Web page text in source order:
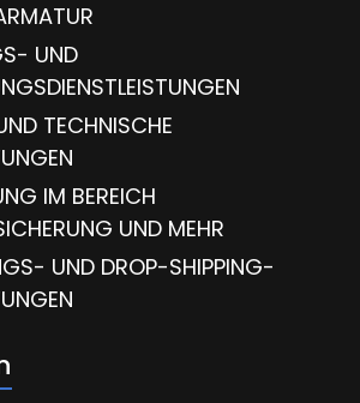
UND
TECHNISCHE
IM BEREICH
UND MEHR
UND DROP-SHIPPING-